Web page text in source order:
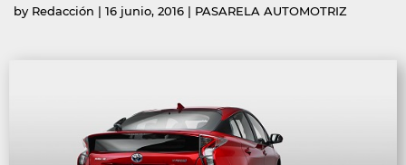
by Publicado
Redacción | 16 junio, 2016 | Publicada
PASARELA AUTOMOTRIZ